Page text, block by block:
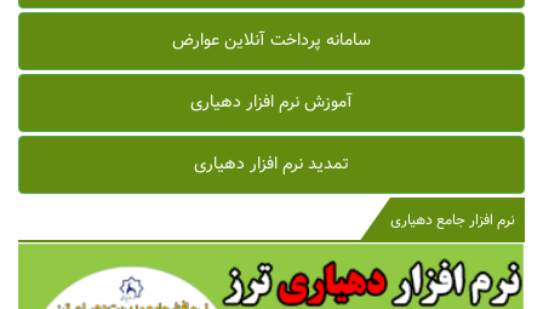
سامانه پرداخت آنلاین عوارض
آموزش نرم افزار دهیاری
تمدید نرم افزار دهیاری
نرم افزار جامع دهیاری